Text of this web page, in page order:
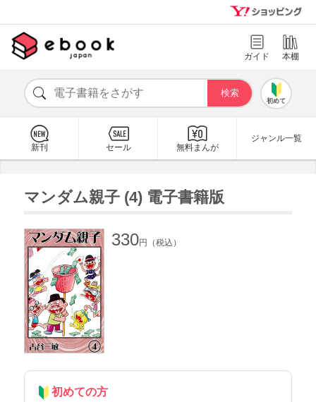
ガイド 本棚
初めて
新刊 セール 無料まんが
ジャンル一覧
マンダム親子 (4) 電子書籍版
330円（税込）
初めての方